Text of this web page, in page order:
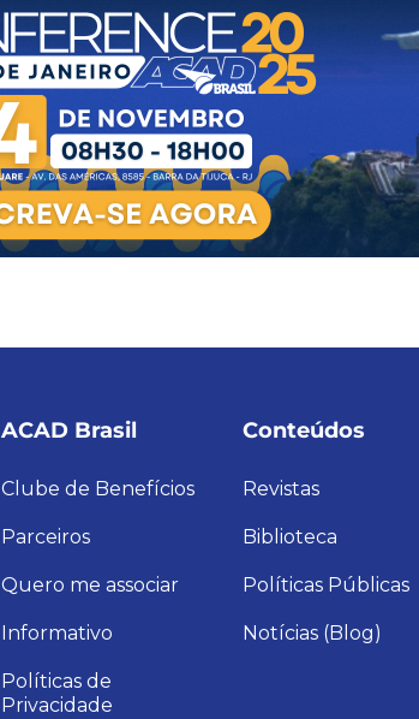
ACAD Brasil
Clube de Benefícios
Parceiros
Quero me associar
Informativo
Políticas de
Privacidade
Conteúdos
Revistas
Biblioteca
Políticas Públicas
Notícias (Blog)